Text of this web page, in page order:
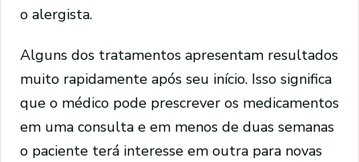
o alergista.
Alguns dos tratamentos apresentam resultados
muito rapidamente após seu início. Isso significa
que o médico pode prescrever os medicamentos
em uma consulta e em menos de duas semanas
o paciente terá interesse em outra para novas